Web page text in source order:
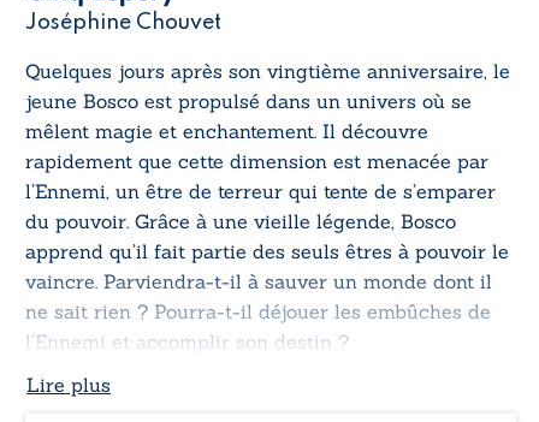
Joséphine Chouvet
Quelques jours après son vingtième anniversaire, le
jeune Bosco est propulsé dans un univers où se
mêlent magie et enchantement. Il découvre
rapidement que cette dimension est menacée par
l’Ennemi, un être de terreur qui tente de s’emparer
du pouvoir. Grâce à une vieille légende, Bosco
apprend qu’il fait partie des seuls êtres à pouvoir le
vaincre. Parviendra-t-il à sauver un monde dont il
ne sait rien ? Pourra-t-il déjouer les embûches de
l’Ennemi et accomplir son destin ?
Lire plus